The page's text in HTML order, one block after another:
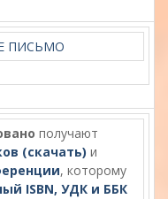
ПИСЬМО
получают
(скачать) и
, которому
ISBN, УДК и ББК